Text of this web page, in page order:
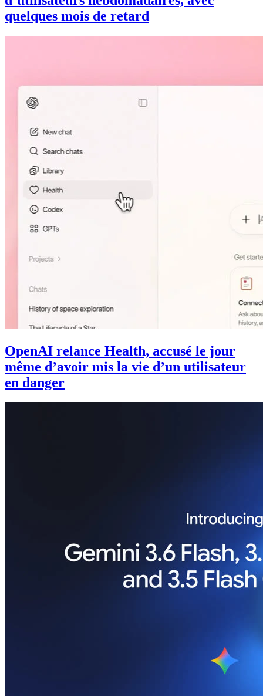
quelques mois de retard
OpenAI relance Health, accusé le jour
même d’avoir mis la vie d’un utilisateur
en danger